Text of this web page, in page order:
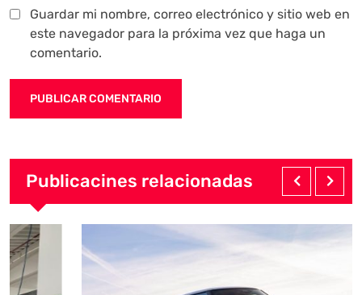
Guardar mi nombre, correo electrónico y sitio web en
este navegador para la próxima vez que haga un
comentario.
Publicacines relacionadas